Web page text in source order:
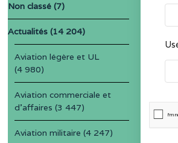
Non classé (7)
Actualités (14 204)
Aviation légère et UL
(4 980)
Aviation commerciale et
d'affaires (3 447)
Aviation militaire (4 247)